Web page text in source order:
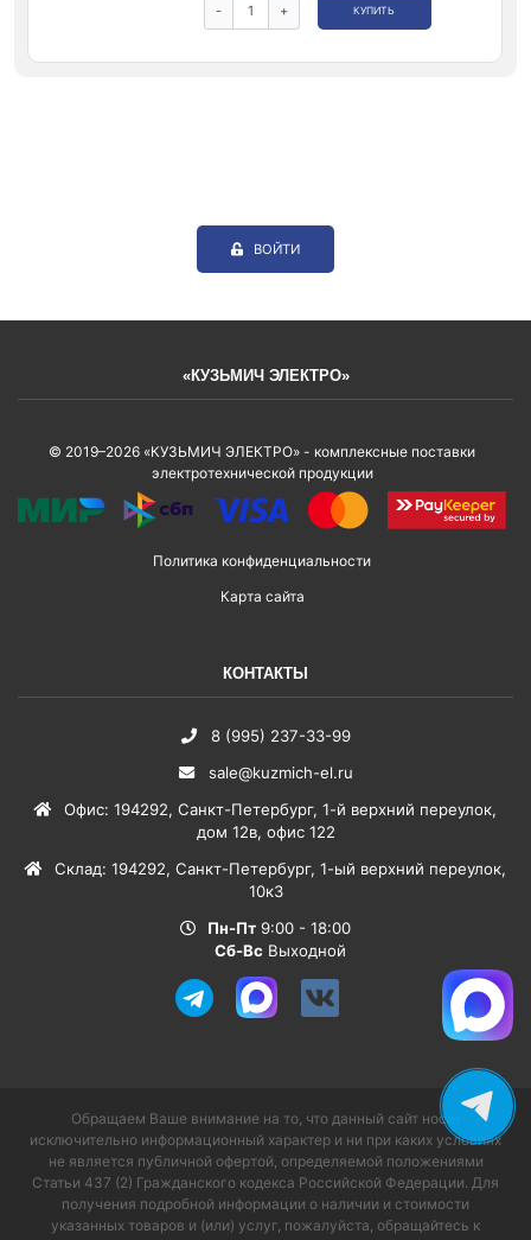
- + КУПИТЬ
ВОЙТИ
«КУЗЬМИЧ ЭЛЕКТРО»
© 2019–2026 «КУЗЬМИЧ ЭЛЕКТРО» - комплексные поставки
электротехнической продукции
Политика конфиденциальности
Карта сайта
КОНТАКТЫ
8 (995) 237-33-99
sale@kuzmich-el.ru
Офис: 194292, Санкт-Петербург, 1-й верхний переулок,
дом 12в, офис 122
Склад: 194292, Санкт-Петербург, 1-ый верхний переулок,
10к3
Пн-Пт 9:00 - 18:00
Сб-Вс Выходной
Обращаем Ваше внимание на то, что данный сайт носит
исключительно информационный характер и ни при каких условиях
не является публичной офертой, определяемой положениями
Статьи 437 (2) Гражданского кодекса Российской Федерации. Для
получения подробной информации о наличии и стоимости
указанных товаров и (или) услуг, пожалуйста, обращайтесь к